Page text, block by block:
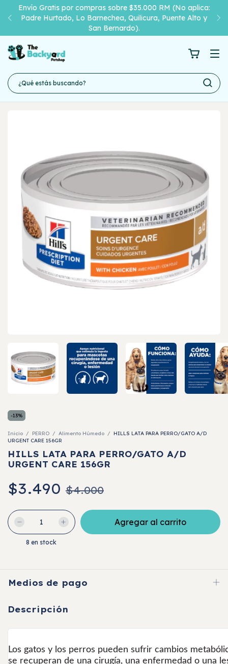
Envío Gratis por compras sobre $35.000 RM (No aplica:
Padre Hurtado, Lo Barnechea, Quilicura, Puente Alto y
San Bernardo).
-13%
Inicio / PERRO / Alimento Húmedo / HILLS LATA PARA PERRO/GATO A/D
URGENT CARE 156GR
HILLS LATA PARA PERRO/GATO A/D
URGENT CARE 156GR
$3.490 $4.000
8 en stock
Medios de pago
Descripción
Los gatos y los perros pueden sufrir cambios
se recuperan de una cirugía, una enfermedad o una